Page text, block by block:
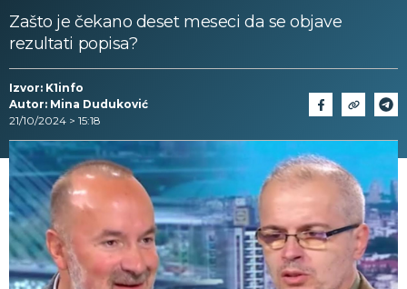
Zašto je čekano deset meseci da se objave
rezultati popisa?
Izvor: K1info
Autor: Mina Duduković
21/10/2024 > 15:18